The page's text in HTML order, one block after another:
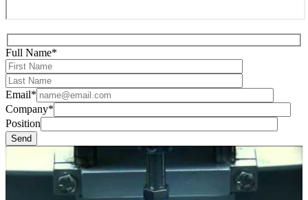
Full Name*
Email*
Company*
Position